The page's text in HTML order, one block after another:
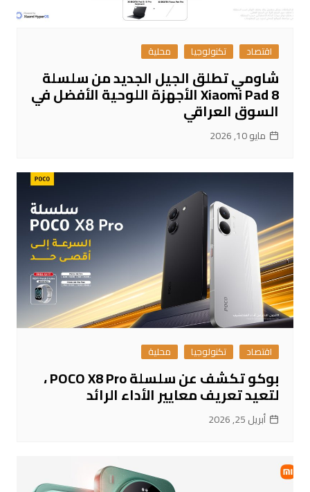
اقتصاد تكنولوجيا محلية
شاومي تطلق الجيل الجديد من سلسلة
Xiaomi Pad 8 الأجهزة اللوحية الأفضل في
السوق العراقي
مايو 10, 2026
اقتصاد تكنولوجيا محلية
بوكو تكشف عن سلسلة POCO X8 Pro ،
لتعيد تعريف معايير الأداء الرائد
أبريل 25, 2026